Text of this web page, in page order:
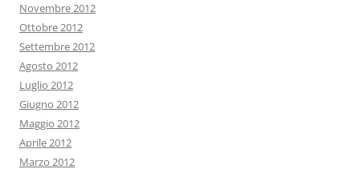
Novembre 2012
Ottobre 2012
Settembre 2012
Agosto 2012
Luglio 2012
Giugno 2012
Maggio 2012
Aprile 2012
Marzo 2012